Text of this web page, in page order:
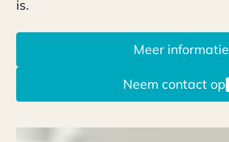
is.
Meer informatie
Neem contact op